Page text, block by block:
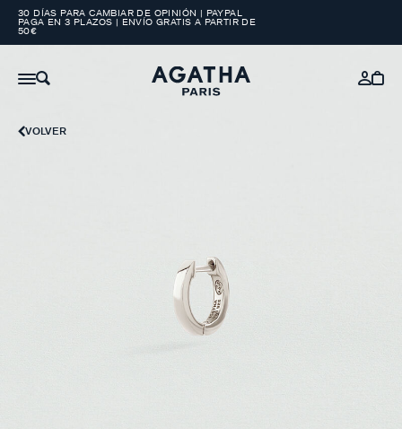
30 DÍAS PARA CAMBIAR DE OPINIÓN | PAYPAL
PAGA EN 3 PLAZOS | ENVÍO GRATIS A PARTIR DE
50€
VOLVER